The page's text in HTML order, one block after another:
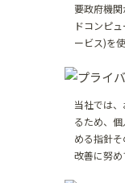
要政府機
ドコンピ
ービス)を
当社では
るため、
める指針そ
改善に努め